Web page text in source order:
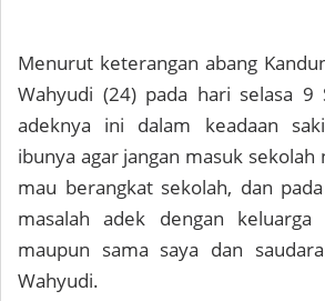
Menurut keterangan abang
Wahyudi (24) pada hari selasa 9
adeknya ini dalam keadaan
ibunya agar jangan masuk
mau berangkat sekolah, dan
masalah adek dengan
maupun sama saya dan
Wahyudi.